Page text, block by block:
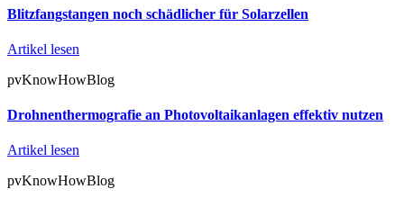
Blitzfangstangen noch schädlicher für Solarzellen
Artikel lesen
pvKnowHowBlog
Drohnenthermografie an Photovoltaikanlagen effektiv nutzen
Artikel lesen
pvKnowHowBlog